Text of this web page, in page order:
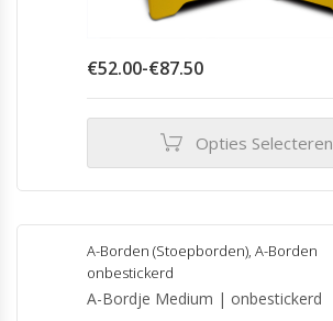
€52.00-€87.50Prijsklasse:
€87.50
Opties Selecteren
heeft
meerdere
variaties.
optie
A-Borden (Stoepborden), A-Borden
onbestickerd
A-Bordje Medium | onbestickerd